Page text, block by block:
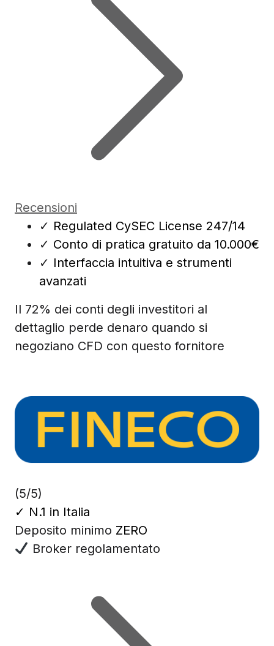
Recensioni
✓ Regulated CySEC License 247/14
✓ Conto di pratica gratuito da 10.000€
✓ Interfaccia intuitiva e strumenti
avanzati
Il 72% dei conti degli investitori al
dettaglio perde denaro quando si
negoziano CFD con questo fornitore
(5/5)
✓ N.1 in Italia
Deposito minimo ZERO
Broker regolamentato